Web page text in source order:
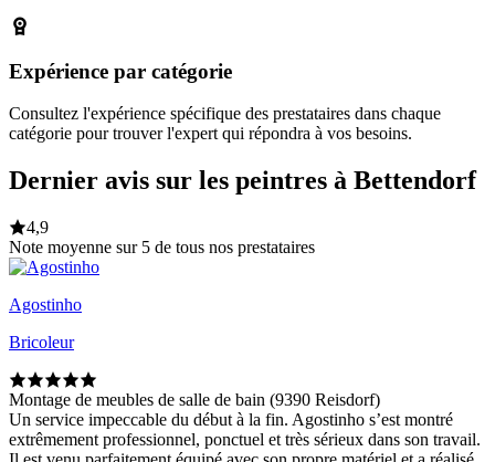
Expérience par catégorie
Consultez l'expérience spécifique des prestataires dans chaque
catégorie pour trouver l'expert qui répondra à vos besoins.
Dernier avis sur les peintres à Bettendorf
4,9
Note moyenne sur 5 de tous nos prestataires
Agostinho
Bricoleur
Montage de meubles de salle de bain (9390 Reisdorf)
Un service impeccable du début à la fin. Agostinho s’est montré
extrêmement professionnel, ponctuel et très sérieux dans son travail.